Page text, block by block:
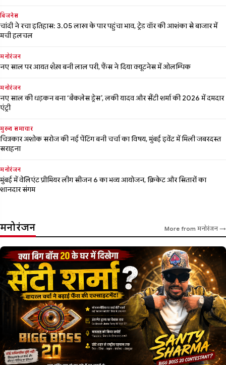
बिजनेस
चांदी ने रचा इतिहास: 3.05 लाख के पार पहुंचा भाव, ट्रेड वॉर की आशंका से बाजार में
मची हलचल
मनोरंजन
नए साल पर आयत शैख़ बनी लाल परी, फैंस ने दिया क्यूटनेस में ओलम्पिक
मनोरंजन
नए साल की धड़कन बना ‘बैकलेस ड्रेस’, लकी यादव और सैंटी शर्मा की 2026 में दमदार
एंट्री
मुख्य समाचार
चित्रकार अशोक सरोज की नई पेंटिंग बनी चर्चा का विषय, मुंबई इवेंट में मिली जबरदस्त
सराहना
मनोरंजन
मुंबई में वेलिएंट प्रीमियर लीग सीजन 6 का भव्य आयोजन, क्रिकेट और सितारों का
शानदार संगम
मनोरंजन More from मनोरंजन →